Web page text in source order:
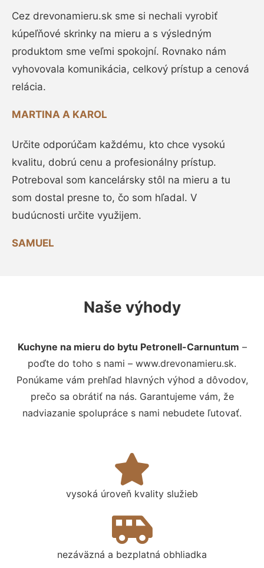
Cez drevonamieru.sk sme si nechali vyrobiť
kúpeľňové skrinky na mieru a s výsledným
produktom sme veľmi spokojní. Rovnako nám
vyhovovala komunikácia, celkový prístup a cenová
relácia.
MARTINA A KAROL
Určite odporúčam každému, kto chce vysokú
kvalitu, dobrú cenu a profesionálny prístup.
Potreboval som kancelársky stôl na mieru a tu
som dostal presne to, čo som hľadal. V
budúcnosti určite využijem.
SAMUEL
Naše výhody
Kuchyne na mieru do bytu Petronell-Carnuntum –
poďte do toho s nami – www.drevonamieru.sk.
Ponúkame vám prehľad hlavných výhod a dôvodov,
prečo sa obrátiť na nás. Garantujeme vám, že
nadviazanie spolupráce s nami nebudete ľutovať.
vysoká úroveň kvality služieb
nezáväzná a bezplatná obhliadka